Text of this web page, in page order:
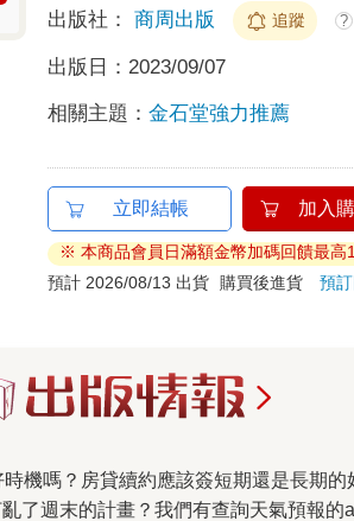
出版社： 商周出版 追蹤 ?
出版日： 2023/09/07
相關主題：金石堂強力推薦
立即結帳 加入
※ 本商品會員日滿額金幣加碼回饋最高
預計 2026/08/13 出貨
購買後進貨預
了週末的計畫？我們有查詢天氣預報